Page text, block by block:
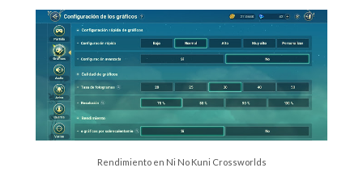
Rendimiento en Ni No Kuni Crossworlds